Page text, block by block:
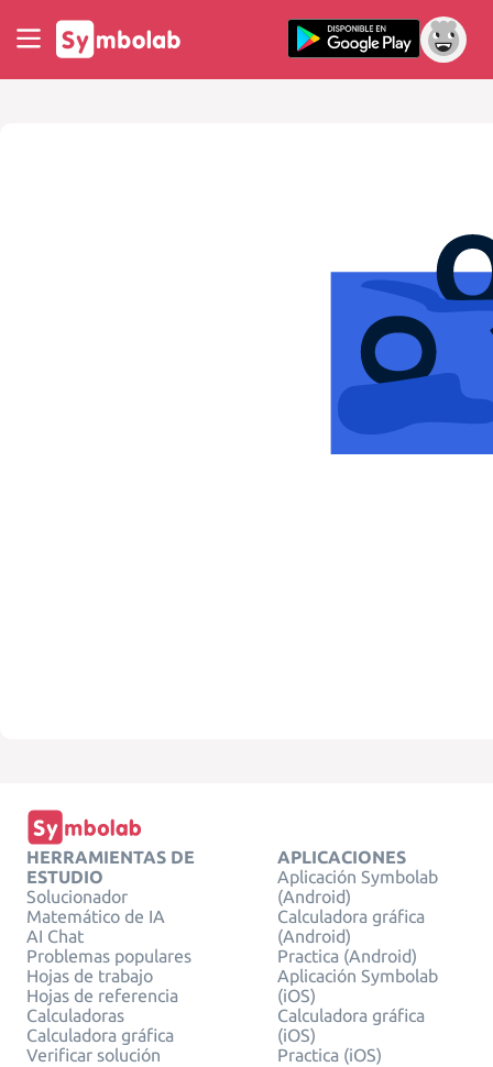
HERRAMIENTAS DE
ESTUDIO
Solucionador
Matemático de IA
AI Chat
Problemas populares
Hojas de trabajo
Hojas de referencia
Calculadoras
Calculadora gráfica
Verificar solución
APLICACIONES
Aplicación Symbolab
(Android)
Calculadora gráfica
(Android)
Practica (Android)
Aplicación Symbolab
(iOS)
Calculadora gráfica
(iOS)
Practica (iOS)